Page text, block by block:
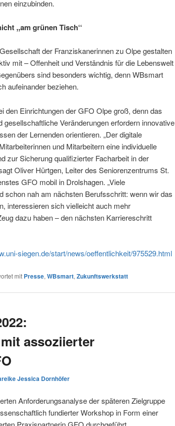
einzubinden.
,,am grünen Tisch‘‘
der Franziskanerinnen zu Olpe gestalten
mit – Offenheit und Verständnis für die Lebenswelt
sind besonders wichtig, denn WBsmart
aufeinander beziehen.
den Einrichtungen der GFO Olpe groß, denn das
Veränderungen erfordern innovative
der Lernenden orientieren. „Der digitale
und Mitarbeitern eine individuelle
zur Sicherung qualifizierter Facharbeit in der
Oliver Hürtgen, Leiter des Seniorenzentrums St.
GFO mobil in Drolshagen. „Viele
schon nah am nächsten Berufsschritt: wenn wir das
interessieren sich vielleicht auch mehr
dazu haben – den nächsten Karriereschritt
siegen.de/start/news/oeffentlichkeit/975529.html
mit Presse, WBsmart, Zukunftswerkstatt
assoziierter
Jessica Dornhöfer
Anforderungsanalyse der späteren Zielgruppe
fundierter Workshop in Form einer